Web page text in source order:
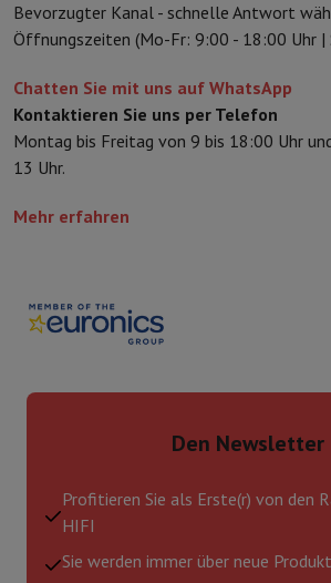
Bevorzugter Kanal - schnelle Antwort
Öffnungszeiten (Mo-Fr: 9:00 - 18:00 Uhr |
Chatten Sie mit uns auf WhatsApp
Kontaktieren Sie uns per Telefon
Montag bis Freitag von 9 bis 18:00 Uhr
13 Uhr.
Mehr erfahren
Den Newsletter
Profitieren Sie als Erste(r) von den
HIFI
Sie werden immer über neue